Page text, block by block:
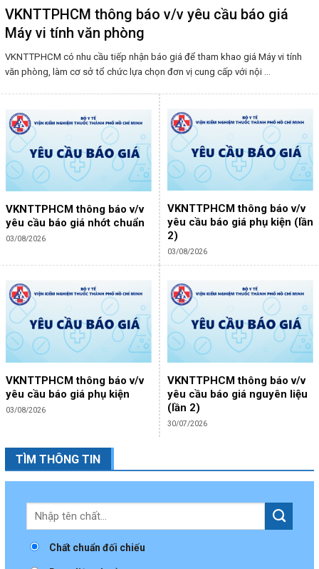
VKNTTPHCM thông báo v/v yêu cầu báo giá
Máy vi tính văn phòng
VKNTTPHCM có nhu cầu tiếp nhận báo giá để tham khao giá Máy vi tính
văn phòng, làm cơ sở tổ chức lựa chọn đơn vị cung cấp với nội ...
VKNTTPHCM thông báo v/v
yêu cầu báo giá nhớt chuẩn
03/08/2026
VKNTTPHCM thông báo v/v
yêu cầu báo giá phụ kiện (lần
2)
03/08/2026
VKNTTPHCM thông báo v/v
yêu cầu báo giá phụ kiện
03/08/2026
VKNTTPHCM thông báo v/v
yêu cầu báo giá nguyên liệu
(lần 2)
30/07/2026
TÌM THÔNG TIN
Chất chuẩn đối chiếu